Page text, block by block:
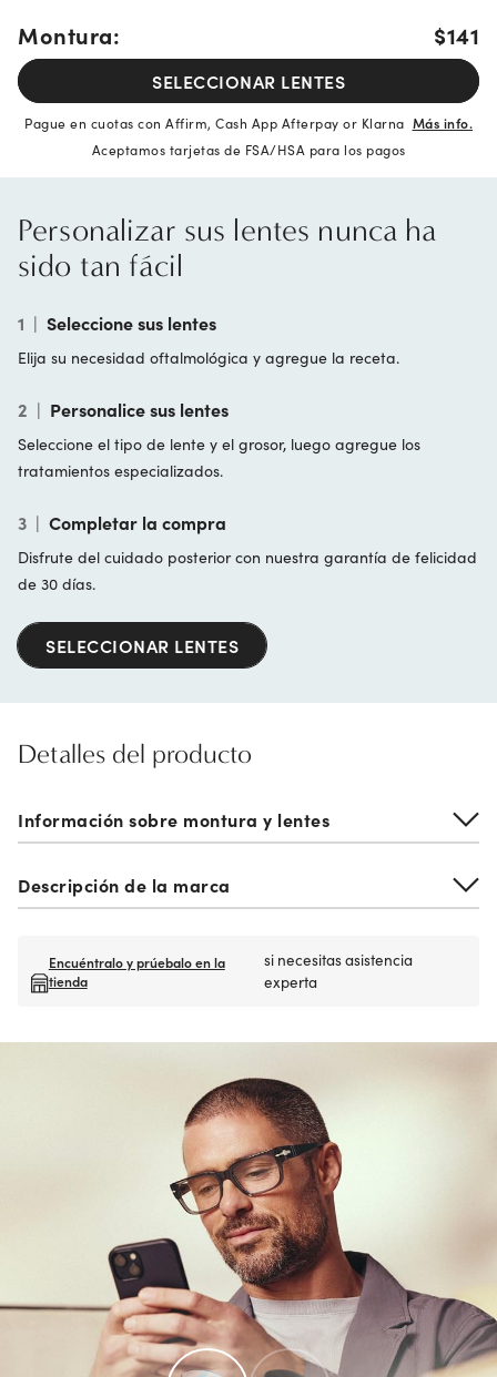
Montura: $141
SELECCIONAR LENTES
Pague en cuotas con Affirm, Cash App Afterpay or Klarna Más info.
Aceptamos tarjetas de FSA/HSA para los pagos
Personalizar sus lentes nunca ha
sido tan fácil
1 | Seleccione sus lentes
Elija su necesidad oftalmológica y agregue la receta.
2 | Personalice sus lentes
Seleccione el tipo de lente y el grosor, luego agregue los
tratamientos especializados.
3 | Completar la compra
Disfrute del cuidado posterior con nuestra garantía de felicidad
de 30 días.
SELECCIONAR LENTES
Detalles del producto
Información sobre montura y lentes
Descripción de la marca
Encuéntralo y prúebalo en la
tienda
si necesitas asistencia
experta